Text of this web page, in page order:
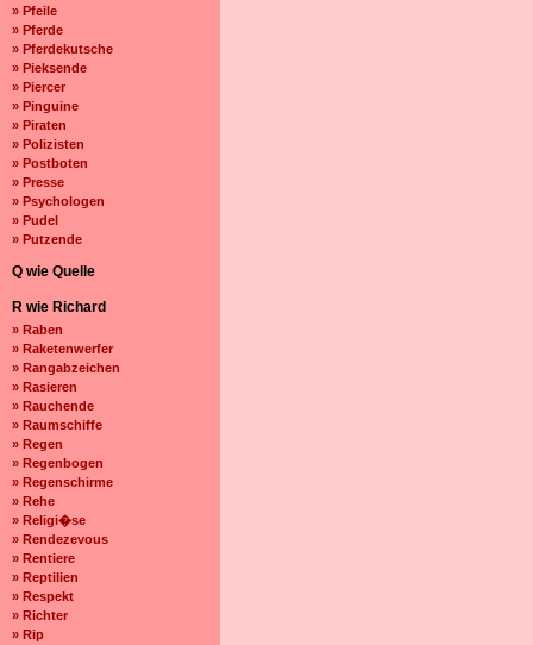
» Pfeile
» Pferde
» Pferdekutsche
» Pieksende
» Piercer
» Pinguine
» Piraten
» Polizisten
» Postboten
» Presse
» Psychologen
» Pudel
» Putzende
Q wie Quelle
R wie Richard
» Raben
» Raketenwerfer
» Rangabzeichen
» Rasieren
» Rauchende
» Raumschiffe
» Regen
» Regenbogen
» Regenschirme
» Rehe
» Religi�se
» Rendezevous
» Rentiere
» Reptilien
» Respekt
» Richter
» Rip